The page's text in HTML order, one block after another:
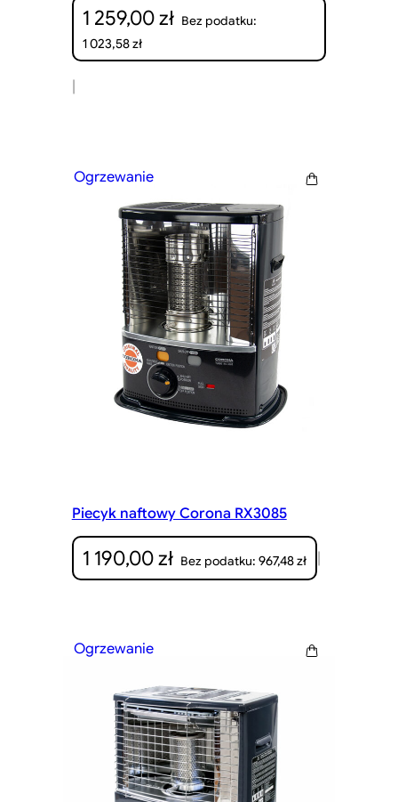
1 259,00zł Bez podatku:
1 023,58zł
|
Ogrzewanie
Piecyk naftowy Corona RX3085
1 190,00zł Bez podatku: 967,48zł |
Ogrzewanie